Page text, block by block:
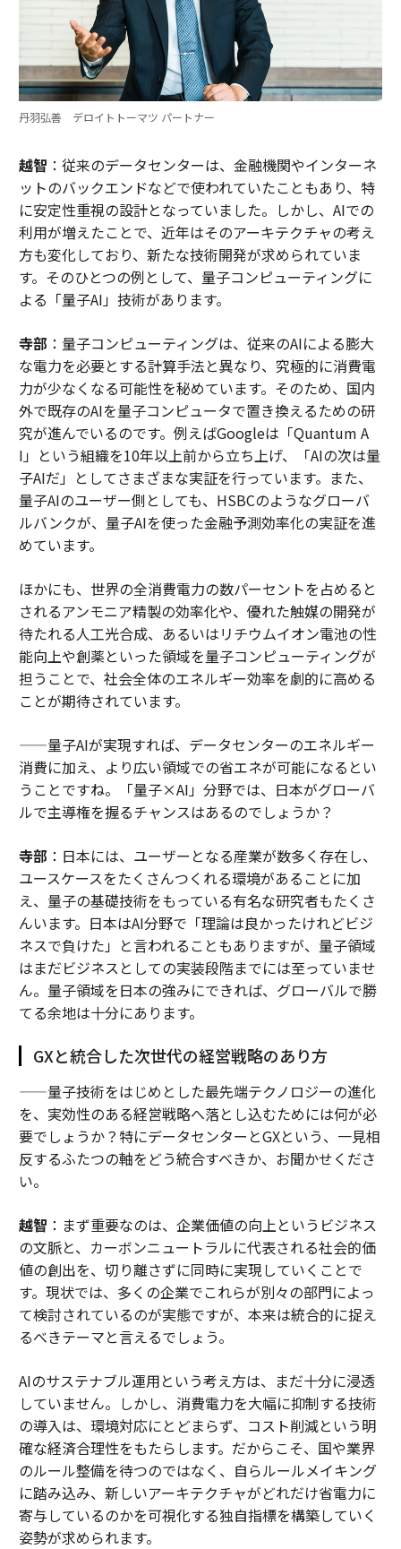
丹羽弘善 デロイトトーマツ パートナー
越智 ：従来のデータセンターは、金融機関やインターネ
ットのバックエンドなどで使われていたこともあり、特
に安定性重視の設計となっていました。しかし、AIでの
利用が増えたことで、近年はそのアーキテクチャの考え
方も変化しており、新たな技術開発が求められていま
す。そのひとつの例として、量子コンピューティングに
よる「量子AI」技術があります。
寺部 ：量子コンピューティングは、従来のAIによる膨大
な電力を必要とする計算手法と異なり、究極的に消費電
力が少なくなる可能性を秘めています。そのため、国内
外で既存のAIを量子コンピュータで置き換えるための研
究が進んでいるのです。例えばGoogleは「Quantum A
I」という組織を10年以上前から立ち上げ、「AIの次は量
子AIだ」としてさまざまな実証を行っています。また、
量子AIのユーザー側としても、HSBCのようなグローバ
ルバンクが、量子AIを使った金融予測効率化の実証を進
めています。
ほかにも、世界の全消費電力の数パーセントを占めると
されるアンモニア精製の効率化や、優れた触媒の開発が
待たれる人工光合成、あるいはリチウムイオン電池の性
能向上や創薬といった領域を量子コンピューティングが
担うことで、社会全体のエネルギー効率を劇的に高める
ことが期待されています。
——量子AIが実現すれば、データセンターのエネルギー
消費に加え、より広い領域での省エネが可能になるとい
うことですね。「量子×AI」分野では、日本がグローバ
ルで主導権を握るチャンスはあるのでしょうか？
寺部 ：日本には、ユーザーとなる産業が数多く存在し、
ユースケースをたくさんつくれる環境があることに加
え、量子の基礎技術をもっている有名な研究者もたくさ
んいます。日本はAI分野で「理論は良かったけれどビジ
ネスで負けた」と言われることもありますが、量子領域
はまだビジネスとしての実装段階までには至っていませ
ん。量子領域を日本の強みにできれば、グローバルで勝
てる余地は十分にあります。
GXと統合した次世代の経営戦略のあり方
——量子技術をはじめとした最先端テクノロジーの進化
を、実効性のある経営戦略へ落とし込むためには何が必
要でしょうか？特にデータセンターとGXという、一見相
反するふたつの軸をどう統合すべきか、お聞かせくださ
い。
越智 ：まず重要なのは、企業価値の向上というビジネス
の文脈と、カーボンニュートラルに代表される社会的価
値の創出を、切り離さずに同時に実現していくことで
す。現状では、多くの企業でこれらが別々の部門によっ
て検討されているのが実態ですが、本来は統合的に捉え
るべきテーマと言えるでしょう。
AIのサステナブル運用という考え方は、まだ十分に浸透
していません。しかし、消費電力を大幅に抑制する技術
の導入は、環境対応にとどまらず、コスト削減という明
確な経済合理性をもたらします。だからこそ、国や業界
のルール整備を待つのではなく、自らルールメイキング
に踏み込み、新しいアーキテクチャがどれだけ省電力に
寄与しているのかを可視化する独自指標を構築していく
姿勢が求められます。